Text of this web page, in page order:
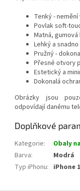
Tenký -
Povlak soft-
Matná,
Lehký a
Pružný -
Přesné otvory
Estetický a
Dokonalá
Obrázky jsou
odpovídají danému
Doplňkové
Kategorie:
Obaly
Barva:
Modrá
Typ iPhonu: iPhone